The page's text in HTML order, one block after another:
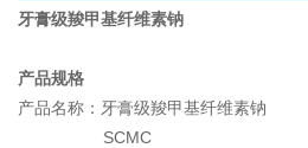
牙膏级羧甲基纤维素钠
产品规格
产品名称： 牙膏级羧甲基纤维素钠
SCMC